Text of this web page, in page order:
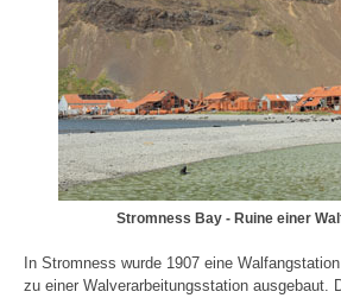
Stromness Bay - Ruine einer
In Stromness wurde 1907 eine
zu einer Walverarbeitungsstation ausgebaut.